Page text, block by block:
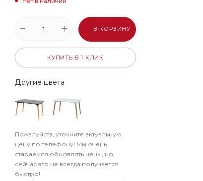
В КОРЗИНУ
КУПИТЬ В 1 КЛИК
Другие цвета
Пожалуйста, уточните актуальную
цену по телефону! Мы очень
стараемся обновлять цены, но
сейчас это не всегда получается
быстро!